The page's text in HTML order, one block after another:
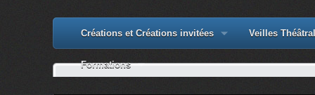
Créations et Créations invitées Veilles
Formations